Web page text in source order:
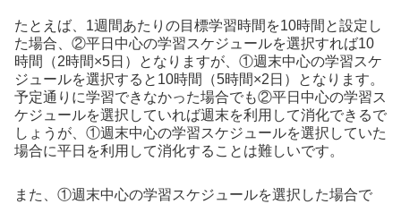
たとえば、1週間あたりの目標学習時間を10時間と設定し
た場合、②平日中心の学習スケジュールを選択すれば10
時間（2時間×5日）となりますが、①週末中心の学習スケ
ジュールを選択すると10時間（5時間×2日）となります。
予定通りに学習できなかった場合でも②平日中心の学習ス
ケジュールを選択していれば週末を利用して消化できるで
しょうが、①週末中心の学習スケジュールを選択していた
場合に平日を利用して消化することは難しいです。
また、①週末中心の学習スケジュールを選択した場合で